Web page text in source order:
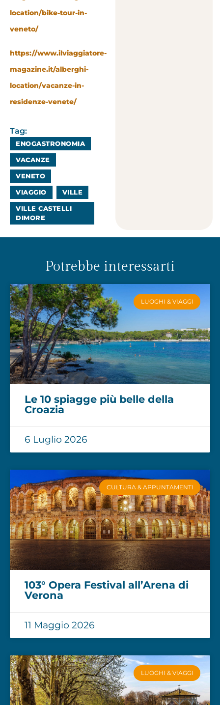
location/bike-tour-in-
veneto/
https://www.ilviaggiatore-
magazine.it/alberghi-
location/vacanze-in-
residenze-venete/
Tag:
ENOGASTRONOMIA
VACANZE
VENETO
VIAGGIO VILLE
VILLE CASTELLI
DIMORE
Potrebbe interessarti
LUOGHI & VIAGGI
Le 10 spiagge più belle della
Croazia
6 Luglio 2026
CULTURA & APPUNTAMENTI
103° Opera Festival all’Arena di
Verona
11 Maggio 2026
LUOGHI & VIAGGI